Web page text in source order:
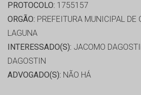
PROTOCOLO: 1755157
ORGÃO: PREFEITURA MUNICIPAL DE
LAGUNA
INTERESSADO(S): JACOMO
DAGOSTIN
ADVOGADO(S): NÃO HÁ